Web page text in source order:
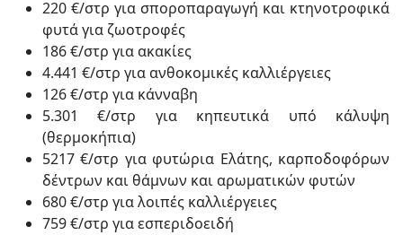
220 €/στρ για σποροπαραγωγή και κτηνοτροφικά
φυτά για ζωοτροφές
186 €/στρ για ακακίες
4.441 €/στρ για ανθοκομικές καλλιέργειες
126 €/στρ για κάνναβη
5.301 €/στρ για κηπευτικά υπό κάλυψη
(θερμοκήπια)
5217 €/στρ για φυτώρια Ελάτης, καρποδοφόρων
δέντρων και θάμνων και αρωματικών φυτών
680 €/στρ για λοιπές καλλιέργειες
759 €/στρ για εσπεριδοειδή